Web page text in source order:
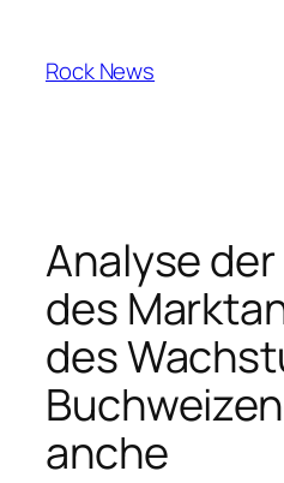
content
Rock News
Analyse der
des
des
anche